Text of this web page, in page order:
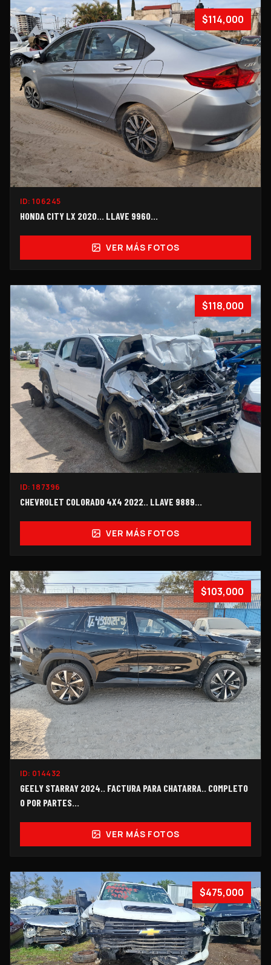
$114,000
ID:106245
HONDA CITY LX 2020... LLAVE 9960…
VER MÁS FOTOS
$118,000
ID:187396
CHEVROLET COLORADO 4X4 2022.. LLAVE 9889...
VER MÁS FOTOS
$103,000
ID: 014432
GEELY STARRAY 2024.. FACTURA PARA CHATARRA.. COMPLETO
O POR PARTES...
VER MÁS FOTOS
$475,000